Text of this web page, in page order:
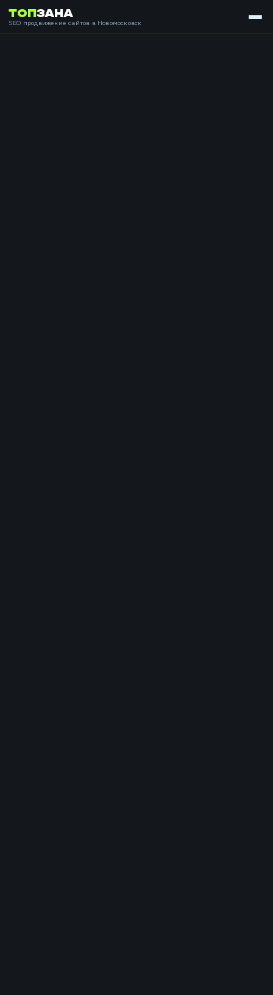
ТОП ЗАНА
SEO продвижение сайтов в Новомосковск